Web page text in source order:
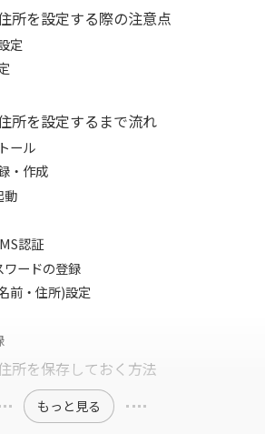
所を設定する際の注意点
定
所を設定するまで流れ
ール
・作成
動
認証
ワードの登録
前・住所)設定
所を保存しておく方法
もっと見る